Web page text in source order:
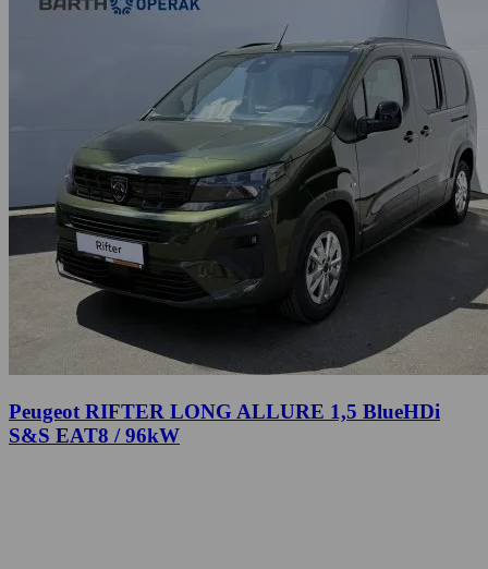
Peugeot RIFTER LONG ALLURE 1,5 BlueHDi
S&S EAT8 / 96kW